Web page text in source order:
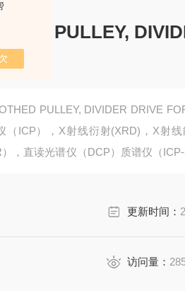
PULLEY,
PULLEY, DIVIDER DRIVE
（ICP），X射线衍射(XRD)，X射
，直读光谱仪（DCP）质谱仪（
更新时间：
访问量：